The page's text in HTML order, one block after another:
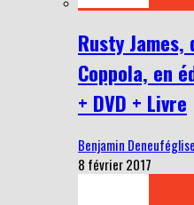
Rusty
Coppola, en
+ DVD + Livre
Benjamin Deneuféglise
8 février 2017